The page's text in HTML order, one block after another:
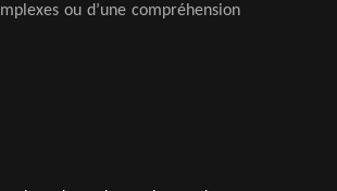
ou d’une compréhension